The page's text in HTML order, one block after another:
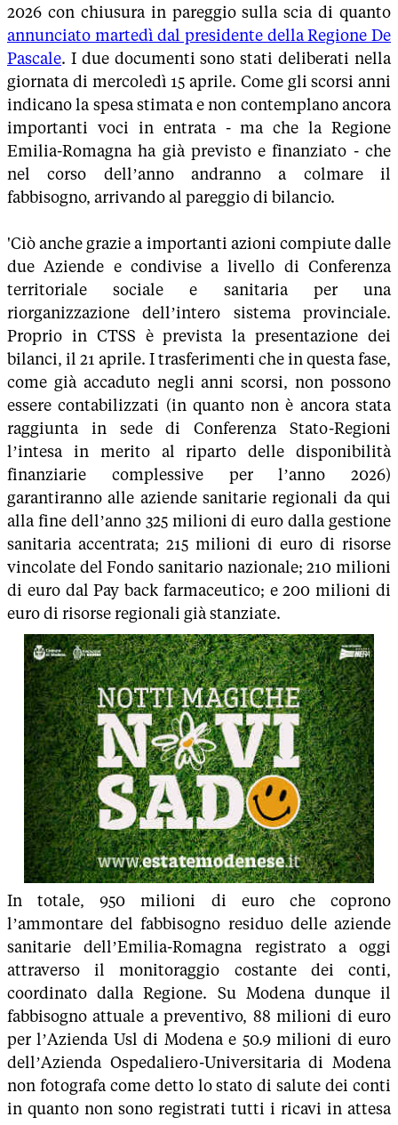
2026 con chiusura in pareggio sulla scia di quanto
annunciato martedì dal presidente della Regione De
Pascale. I due documenti sono stati deliberati nella
giornata di mercoledì 15 aprile. Come gli scorsi anni
indicano la spesa stimata e non contemplano ancora
importanti voci in entrata - ma che la Regione
Emilia-Romagna ha già previsto e finanziato - che
nel corso dell’anno andranno a colmare il
fabbisogno, arrivando al pareggio di bilancio.
'Ciò anche grazie a importanti azioni compiute dalle
due Aziende e condivise a livello di Conferenza
territoriale sociale e sanitaria per una
riorganizzazione dell’intero sistema provinciale.
Proprio in CTSS è prevista la presentazione dei
bilanci, il 21 aprile. I trasferimenti che in questa fase,
come già accaduto negli anni scorsi, non possono
essere contabilizzati (in quanto non è ancora stata
raggiunta in sede di Conferenza Stato-Regioni
l’intesa in merito al riparto delle disponibilità
finanziarie complessive per l’anno 2026)
garantiranno alle aziende sanitarie regionali da qui
alla fine dell’anno 325 milioni di euro dalla gestione
sanitaria accentrata; 215 milioni di euro di risorse
vincolate del Fondo sanitario nazionale; 210 milioni
di euro dal Pay back farmaceutico; e 200 milioni di
euro di risorse regionali già stanziate.
In totale, 950 milioni di euro che coprono
l’ammontare del fabbisogno residuo delle aziende
sanitarie dell’Emilia-Romagna registrato a oggi
attraverso il monitoraggio costante dei conti,
coordinato dalla Regione. Su Modena dunque il
fabbisogno attuale a preventivo, 88 milioni di euro
per l’Azienda Usl di Modena e 50.9 milioni di euro
dell’Azienda Ospedaliero-Universitaria di Modena
non fotografa come detto lo stato di salute dei conti
in quanto non sono registrati tutti i ricavi in attesa